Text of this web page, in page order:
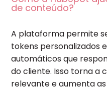
de conteúdo?
A plataforma permite
tokens personalizados
automáticos que
do cliente. Isso torna a
relevante e aumenta